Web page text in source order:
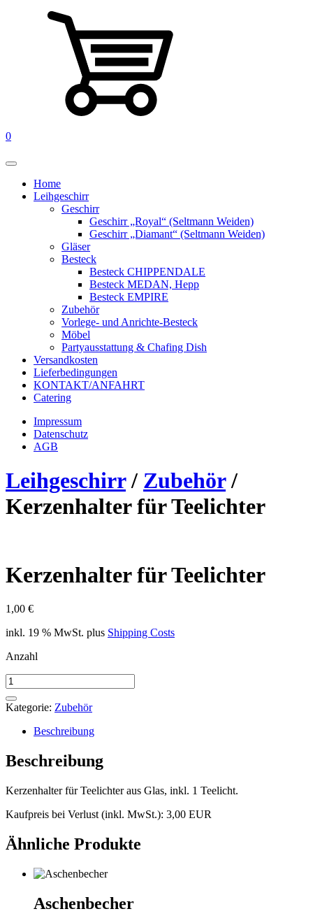
0
Home
Leihgeschirr
Geschirr
Geschirr „Royal“ (Seltmann Weiden)
Geschirr „Diamant“ (Seltmann Weiden)
Gläser
Besteck
Besteck CHIPPENDALE
Besteck MEDAN, Hepp
Besteck EMPIRE
Zubehör
Vorlege- und Anrichte-Besteck
Möbel
Partyausstattung & Chafing Dish
Versandkosten
Lieferbedingungen
KONTAKT/ANFAHRT
Catering
Impressum
Datenschutz
AGB
Leihgeschirr / Zubehör /
Kerzenhalter für Teelichter
Kerzenhalter für Teelichter
1,00 €
inkl. 19 % MwSt. plus Shipping Costs
Anzahl
Kerzenhalter
für
Teelichter
Menge
Kategorie: Zubehör
Beschreibung
Beschreibung
Kerzenhalter für Teelichter aus Glas, inkl. 1 Teelicht.
Kaufpreis bei Verlust (inkl. MwSt.): 3,00 EUR
Ähnliche Produkte
Aschenbecher